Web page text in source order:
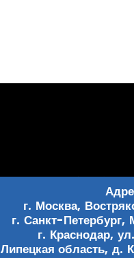
г. Москва,
г. Санкт-Петербург,
г. Краснодар,
Липецкая область, д.